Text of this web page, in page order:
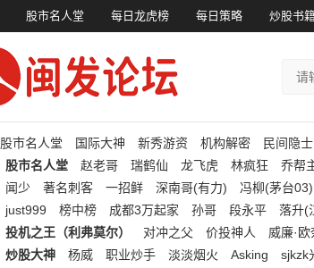
股市名人堂 每日龙虎榜 每日策略 炒股书
股市名人堂 国际大神 新秀游资 机构解密 民间隐士
股市名人堂
赵老哥 瑞鹤仙 龙飞虎 林疯狂 乔帮
闻少
著名刺客 一招鲜 深南哥(有力) 冯柳(茅台03)
just999
榜中榜 成都3万起家 孙哥 段永平 落升(
投机之王（利弗莫尔）
对冲之父 价投神人 威廉·欧
炒股大神
杨威 职业炒手 淡淡烟火 Asking sjkzk